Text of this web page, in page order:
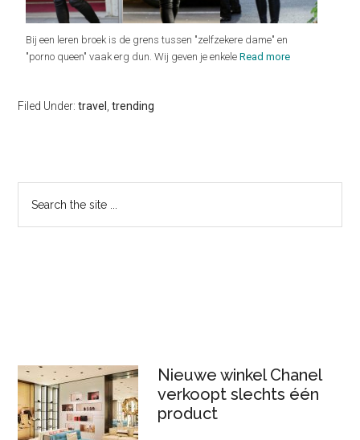
Bij een leren broek is de grens tussen "zelfzekere dame" en
"porno queen" vaak erg dun. Wij geven je enkeleRead more
Filed Under:travel ,trending
Primary
Sidebar
the
Nieuwe winkel Chanel
verkoopt slechts één
product